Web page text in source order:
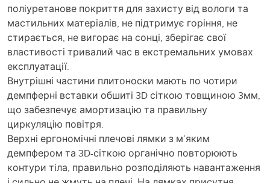
поліуретанове покриття для захисту від вологи та
мастильних матеріалів, не підтримує горіння, не
стирається, не вигорає на сонці, зберігає свої
властивості тривалий час в екстремальних умовах
експлуатації.
Внутрішні частини плитоноски мають по чотири
демпферні вставки обшиті 3D сіткою товщиною 3мм,
що забезпечує амортизацію та правильну
циркуляцію повітря.
Верхні ергономічні плечові лямки з м’яким
демпфером та 3D-сіткою органічно повторюють
контури тіла, правильно розподіляють навантаження